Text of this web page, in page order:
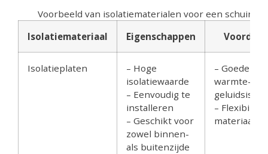
Voorbeeld van isolatiematerialen voor een schuin
Isolatiemateriaal
Eigenschappen
Isolatieplaten
– Hoge
isolatiewaarde
– Eenvoudig te
installeren
– Geschikt voor
zowel binnen-
als buitenzijde
– Goede
warmte- en
–